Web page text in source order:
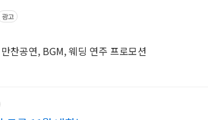
광고
찬공연, BGM, 웨딩 연주 프로모션